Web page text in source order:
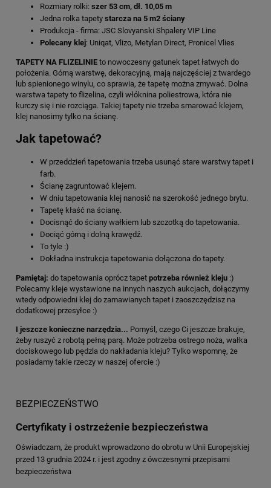
Rozmiary rolki: szer 53 cm, dł. 10,05 m
Jedna rolka tapety starcza na 5 m2 ściany
Produkcja - firma: JSC Slovyanski Shpalery VIP Line
Polecany klej: Uniqat, Vlizo, Metylan Direct, Pronicel Vlies
TAPETY NA FLIZELINIE to nowoczesny gatunek tapet łatwych do
położenia. Górną warstwę, dekoracyjną, mają najczęściej z twardego
lub spienionego winylu, co sprawia, że tapetę można zmywać. Dolna
warstwa tapety to flizelina, czyli włóknina poliestrowa, która nie
kurczy się i nie rozciąga. Takiej tapety nie trzeba smarować klejem,
klej nanosimy tylko na ścianę.
Jak tapetować?
W przeddzień tapetowania trzeba usunąć stare warstwy tapet i
farb.
Ścianę zagruntować klejem.
W dniu tapetowania klej nanosić na szerokość jednego brytu.
Tapetę kłaść na ścianę.
Docisnąć do ściany wałkiem lub szczotką do tapetowania.
Dociąć górną i dolną krawędź.
To tyle :)
Dokładna instrukcja tapetowania dołączona do tapety.
Pamiętaj: do tapetowania oprócz tapet potrzeba również kleju :)
Polecamy kleje wystawione na innych naszych aukcjach, dołączymy
wtedy odpowiedni klej do zamawianych tapet i zaoszczędzisz na
dodatkowej przesyłce :)
I jeszcze konieczne narzędzia... Pomyśl, czego Ci jeszcze brakuje,
żeby ruszyć z robotą pełną parą. Może potrzeba ostrego noża, wałka
dociskowego lub pędzla do nakładania kleju? Tylko wspomnę, że
posiadamy takie rzeczy w naszej ofercie :)
BEZPIECZEŃSTWO
Certyfikaty i ostrzeżenie bezpieczeństwa
Oświadczam, że produkt wprowadzono do obrotu w Unii Europejskiej
przed 13 grudnia 2024 r. i jest zgodny z ówczesnymi przepisami
bezpieczeństwa